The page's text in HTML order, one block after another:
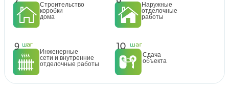
Строительство
коробки
дома
Наружные
отделочные
работы
Инженерные
сети и внутренние
отделочные работы
Сдача
объекта